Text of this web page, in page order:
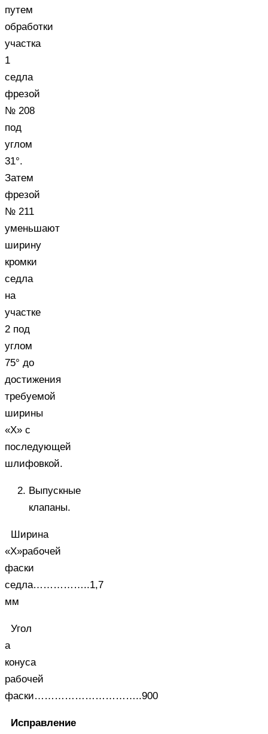
путем
обработки
участка
1
седла
фрезой
№ 208
под
углом
31°.
Затем
фрезой
№ 211
уменьшают
ширину
кромки
седла
на
участке
2 под
углом
75° до
достижения
требуемой
ширины
«X» с
последующей
шлифовкой.
Выпускные
клапаны.
Ширина
«X»рабочей
фаски
седла……………..1,7
мм
Угол
а
конуса
рабочей
фаски…………………………..900
Исправление